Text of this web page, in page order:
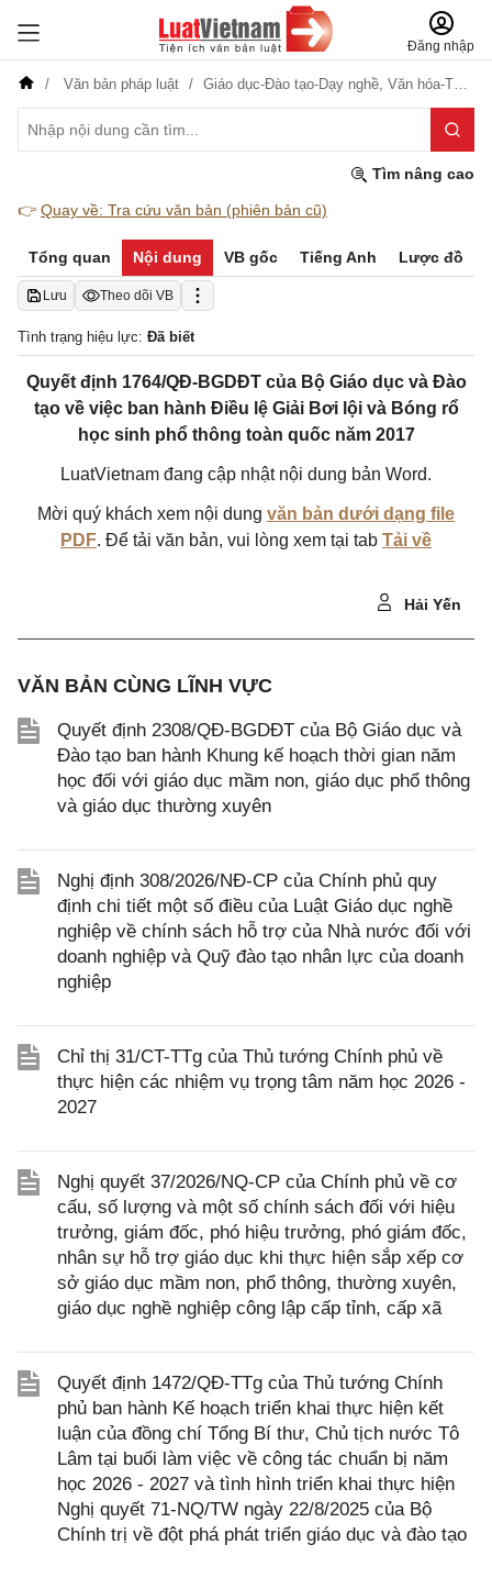
Đăng nhập
Văn bản pháp luật Giáo dục-Đào tạo-Dạy nghề, Văn hóa-Thể thao-Du lịch
Tìm nâng cao
👉 Quay về: Tra cứu văn bản (phiên bản cũ)
Tổng quan Nội dung VB gốc Tiếng Anh Lược đồ
Lưu Theo dõi VB
Tình trạng hiệu lực: Đã biết
Quyết định 1764/QĐ-BGDĐT của Bộ Giáo dục và Đào
tạo về việc ban hành Điều lệ Giải Bơi lội và Bóng rổ
học sinh phổ thông toàn quốc năm 2017
LuatVietnam đang cập nhật nội dung bản Word.
Mời quý khách xem nội dung văn bản dưới dạng file
PDF. Để tải văn bản, vui lòng xem tại tab Tải về
Hải Yến
VĂN BẢN CÙNG LĨNH VỰC
Quyết định 2308/QĐ-BGDĐT của Bộ Giáo dục và
Đào tạo ban hành Khung kế hoạch thời gian năm
học đối với giáo dục mầm non, giáo dục phổ thông
và giáo dục thường xuyên
Nghị định 308/2026/NĐ-CP của Chính phủ quy
định chi tiết một số điều của Luật Giáo dục nghề
nghiệp về chính sách hỗ trợ của Nhà nước đối với
doanh nghiệp và Quỹ đào tạo nhân lực của doanh
nghiệp
Chỉ thị 31/CT-TTg của Thủ tướng Chính phủ về
thực hiện các nhiệm vụ trọng tâm năm học 2026 -
2027
Nghị quyết 37/2026/NQ-CP của Chính phủ về cơ
cấu, số lượng và một số chính sách đối với hiệu
trưởng, giám đốc, phó hiệu trưởng, phó giám đốc,
nhân sự hỗ trợ giáo dục khi thực hiện sắp xếp cơ
sở giáo dục mầm non, phổ thông, thường xuyên,
giáo dục nghề nghiệp công lập cấp tỉnh, cấp xã
Quyết định 1472/QĐ-TTg của Thủ tướng Chính
phủ ban hành Kế hoạch triển khai thực hiện kết
luận của đồng chí Tổng Bí thư, Chủ tịch nước Tô
Lâm tại buổi làm việc về công tác chuẩn bị năm
học 2026 - 2027 và tình hình triển khai thực hiện
Nghị quyết 71-NQ/TW ngày 22/8/2025 của Bộ
Chính trị về đột phá phát triển giáo dục và đào tạo